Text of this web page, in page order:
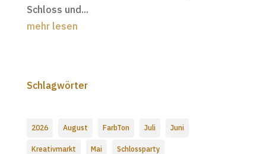
Schloss und...
mehr lesen
Schlagwörter
2026 August FarbTon Juli Juni
Kreativmarkt Mai Schlossparty